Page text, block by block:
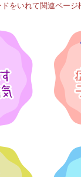
をいれて関連ページ